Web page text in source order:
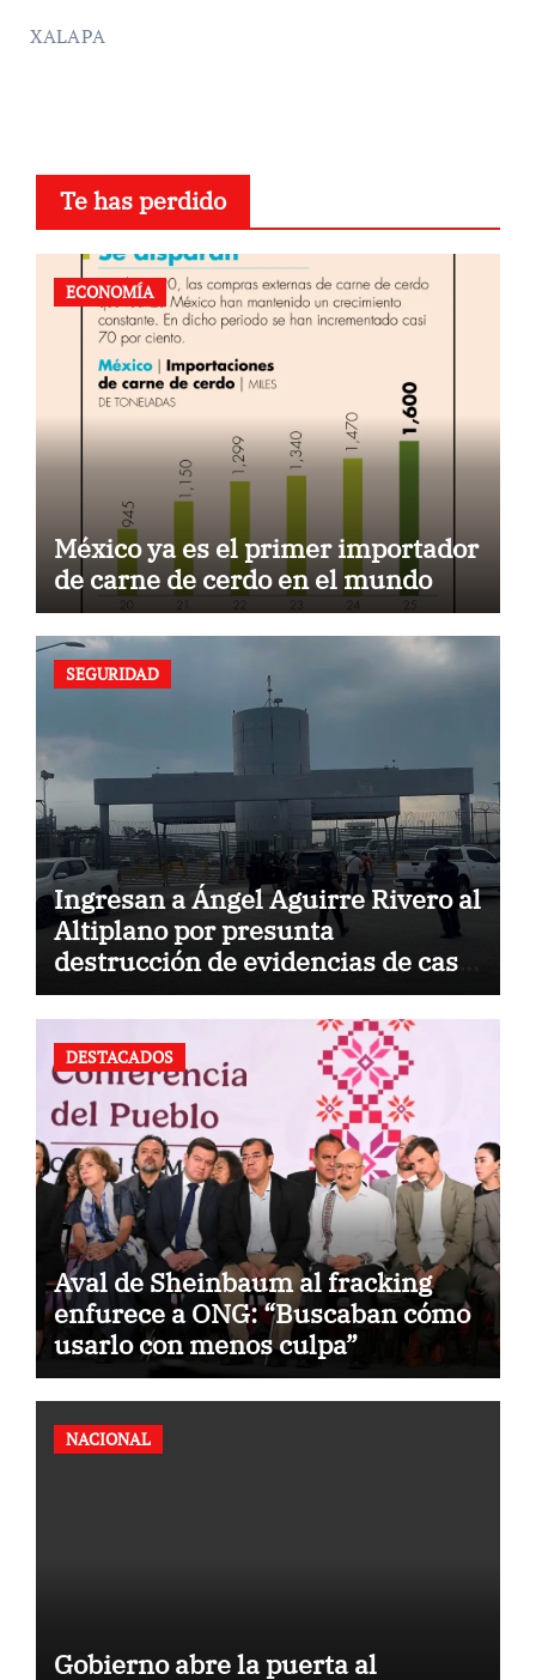
XALAPA
Te has perdido
ECONOMÍA
México ya es el primer importador
de carne de cerdo en el mundo
SEGURIDAD
Ingresan a Ángel Aguirre Rivero al
Altiplano por presunta
destrucción de evidencias de caso
Ayotzinapa
DESTACADOS
Aval de Sheinbaum al fracking
enfurece a ONG: “Buscaban cómo
usarlo con menos culpa”
NACIONAL
Gobierno abre la puerta al